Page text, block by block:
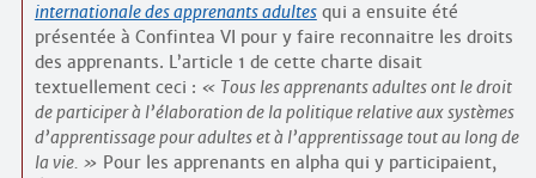
internationale des apprenants adultesqui a ensuite été
présentée à Confintea VI pour y faire reconnaitre les droits
des apprenants. L’article 1 de cette charte disait
textuellement ceci :
Tous les apprenants adultes ont le droit
de participer à l’élaboration de la politique relative aux systèmes
d’apprentissage pour adultes et à l’apprentissage tout au long de
la vie.
Pour les apprenants en alpha qui y participaient,